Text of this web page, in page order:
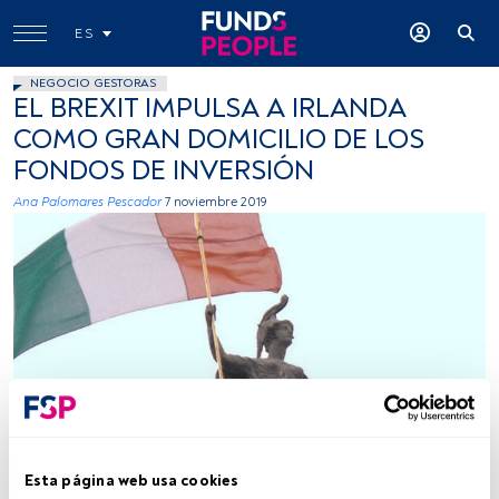
Esta página web usa cookies
ES
NEGOCIO GESTORAS
EL BREXIT IMPULSA A IRLANDA
COMO GRAN DOMICILIO DE LOS
FONDOS DE INVERSIÓN
Ana Palomares Pescador 7 noviembre 2019
Gisela13, Flickr, Creative Commons
Tiempo lectura: 3 min.